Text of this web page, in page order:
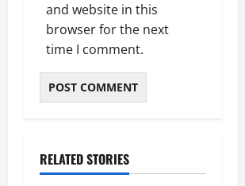
and website in this
browser for the next
time I comment.
RELATED STORIES